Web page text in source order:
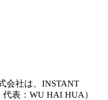
会社は、INSTANT
表：WU HAI HUA）